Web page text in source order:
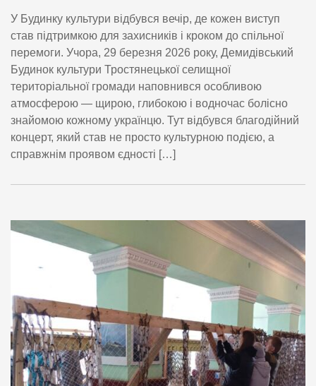
У Будинку культури відбувся вечір, де кожен виступ
став підтримкою для захисників і кроком до спільної
перемоги. Учора, 29 березня 2026 року, Демидівський
Будинок культури Тростянецької селищної
територіальної громади наповнився особливою
атмосферою — щирою, глибокою і водночас болісно
знайомою кожному українцю. Тут відбувся благодійний
концерт, який став не просто культурною подією, а
справжнім проявом єдності […]